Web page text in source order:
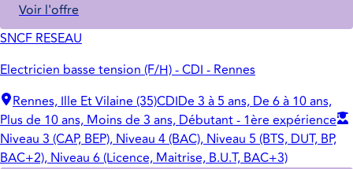
Voir l'offre
SNCF RESEAU
Electricien basse tension (F/H) - CDI - Rennes
Rennes, Ille Et Vilaine (35)CDIDe 3 à 5 ans, De 6 à 10 ans,
Plus de 10 ans, Moins de 3 ans, Débutant - 1ère expérience
Niveau 3 (CAP, BEP), Niveau 4 (BAC), Niveau 5 (BTS, DUT, BP,
BAC+2), Niveau 6 (Licence, Maitrise, B.U.T, BAC+3)